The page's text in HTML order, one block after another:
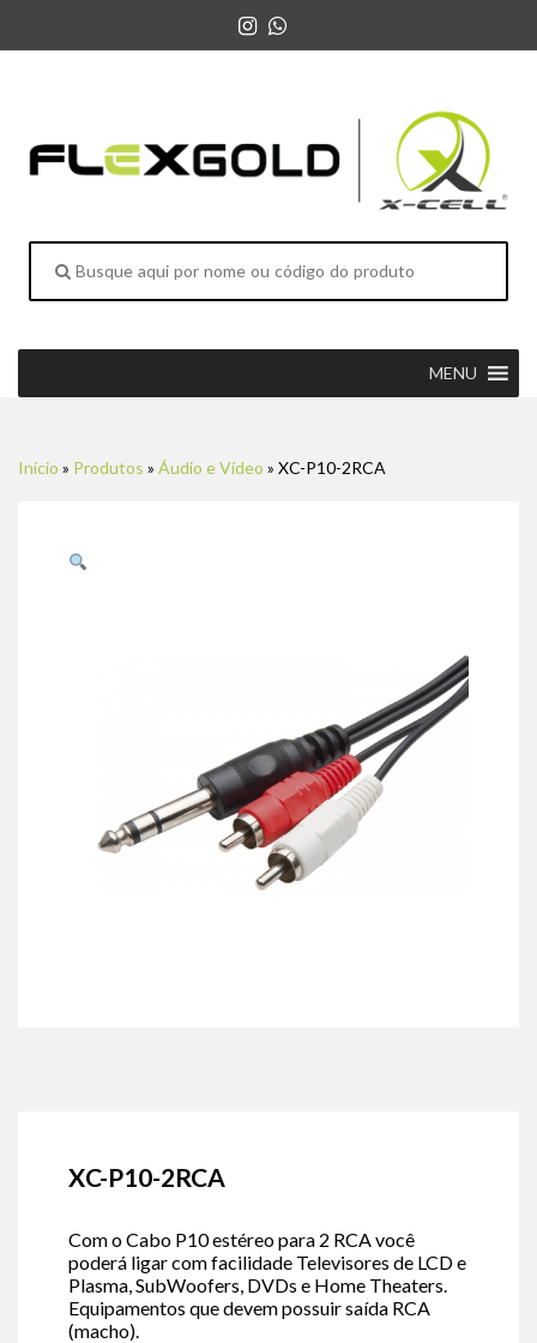
MENU
Início » Produtos » Áudio e Vídeo » XC-P10-2RCA
XC-P10-2RCA
Com o Cabo P10 estéreo para 2 RCA você
poderá ligar com facilidade Televisores de LCD e
Plasma, SubWoofers, DVDs e Home Theaters.
Equipamentos que devem possuir saída RCA
(macho).